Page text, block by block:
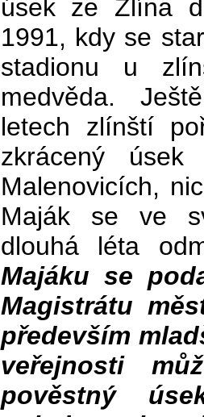
úsek ze Zlína
1991, kdy se
stadionu u
medvěda.
letech zlínští
zkrácený
Malenovicích,
Maják se ve
dlouhá léta
Majáku se
Magistrátu
především
veřejnosti
pověstný